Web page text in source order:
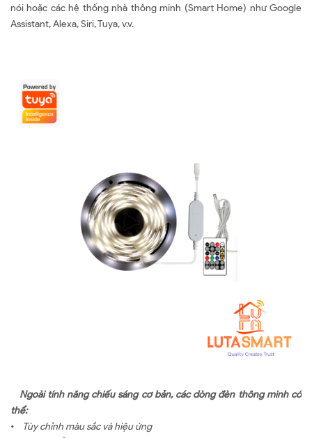
nói hoặc các hệ thống nhà thông minh (Smart Home) như Google
Assistant, Alexa, Siri, Tuya, v.v.
Ngoài tính năng chiếu sáng cơ bản, các dòng đèn thông minh có
thể:
•
Tùy chỉnh màu sắc và hiệu ứng